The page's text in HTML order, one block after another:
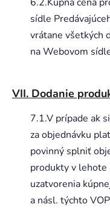
sídle
vrátane všetkých
na Webovom
VII. Dodanie
7.1.V prípade ak
za objednávku
povinný splniť
produkty v lehote
uzatvorenia
a násl. týchto